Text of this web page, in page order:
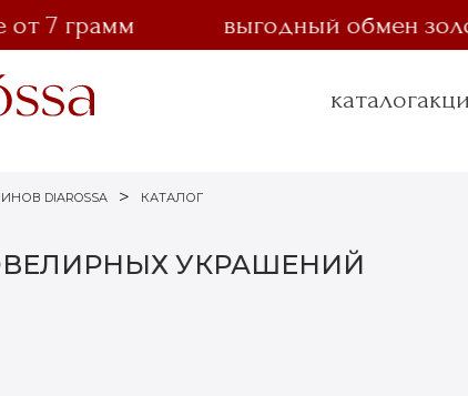
7 грамм выгодный обмен
каталог
DIAROSSA КАТАЛОГ
УКРАШЕНИЙ